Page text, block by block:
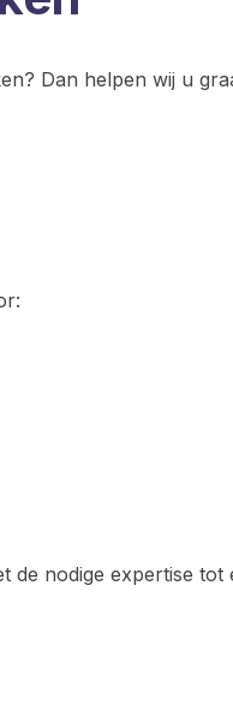
Dan helpen wij u
nodige expertise tot